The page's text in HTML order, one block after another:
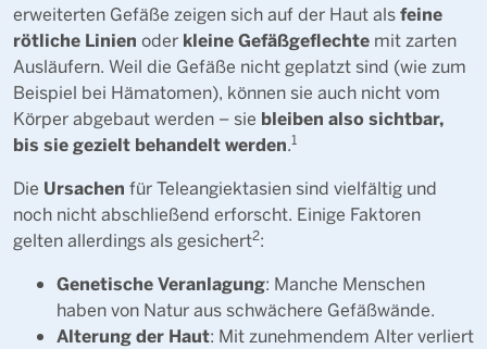
erweiterten Gefäße zeigen sich auf der Haut alsfeine
rötliche Linien oder kleine Gefäßgeflechte mit zarten
Ausläufern. Weil die Gefäße nicht geplatzt sind (wie zum
Beispiel bei Hämatomen), können sie auch nicht vom
Körper abgebaut werden – sie bleiben also sichtbar,
bis sie gezielt behandelt werden.1
Die Ursachen für Teleangiektasien sind vielfältig und
noch nicht abschließend erforscht. Einige Faktoren
gelten allerdings als gesichert2:
Genetische Veranlagung: Manche Menschen
haben von Natur aus schwächere Gefäßwände.
Alterung der Haut: Mit zunehmendem Alter verliert